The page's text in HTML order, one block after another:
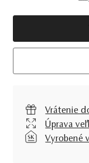
Vrátenie
Úprava
Vyrobené